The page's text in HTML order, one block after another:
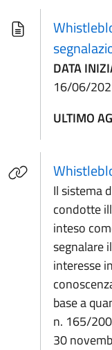
DATA
16/06/
ULTIMO
Il sistema
condotte
inteso
segnalare
interesse
base a
n. 165/
30